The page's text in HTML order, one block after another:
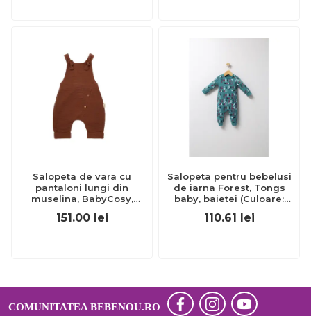
Salopeta de vara cu
pantaloni lungi din
muselina, BabyCosy,
(Marime: 9-12 luni) JEMBC-
151.00 lei
Salopeta pentru bebelusi
de iarna Forest, Tongs
baby, baietei (Culoare:
JEMtgs_4581_6
110.61 lei
COMUNITATEA BEBENOU.RO